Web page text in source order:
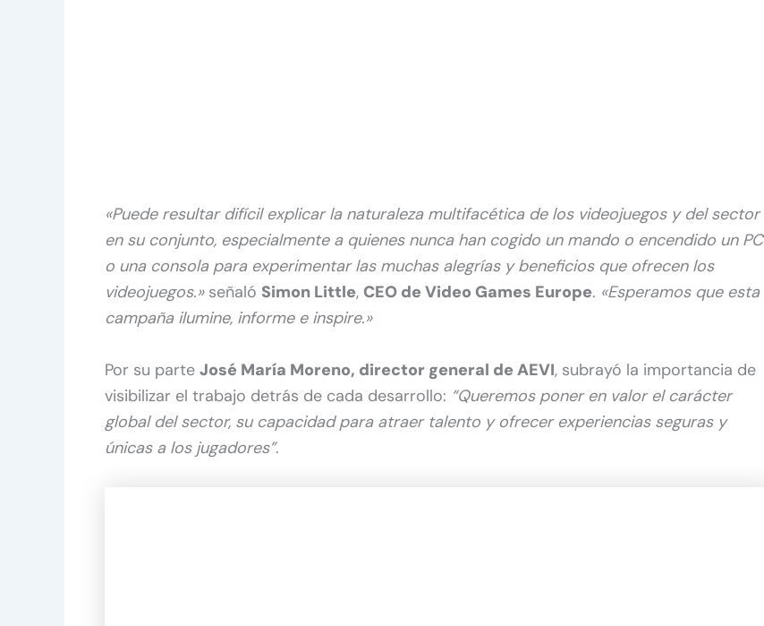
«Puede resultar difícil explicar la naturaleza multifacética de los videojuegos y del sector
en su conjunto, especialmente a quienes nunca han cogido un mando o encendido un PC
o una consola para experimentar las muchas alegrías y beneficios que ofrecen los
videojuegos.»señaló Simon Little, CEO de Video Games Europe. «Esperamos que esta
campaña ilumine, informe e inspire.»
Por su parte José María Moreno, director general de AEVI, subrayó la importancia de
visibilizar el trabajo detrás de cada desarrollo: “Queremos poner en valor el carácter
global del sector, su capacidad para atraer talento y ofrecer experiencias seguras y
únicas a los jugadores”.